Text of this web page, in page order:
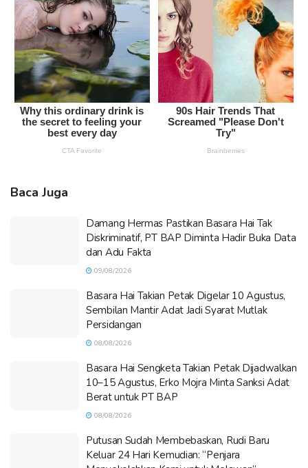
Baca Juga
Damang Hermas Pastikan Basara Hai Tak
Diskriminatif, PT BAP Diminta Hadir Buka Data
dan Adu Fakta
09/08/2026
Basara Hai Takian Petak Digelar 10 Agustus,
Sembilan Mantir Adat Jadi Syarat Mutlak
Persidangan
08/08/2026
Basara Hai Sengketa Takian Petak Dijadwalkan
10–15 Agustus, Erko Mojra Minta Sanksi Adat
Berat untuk PT BAP
08/08/2026
Putusan Sudah Membebaskan, Rudi Baru
Keluar 24 Hari Kemudian: “Penjara